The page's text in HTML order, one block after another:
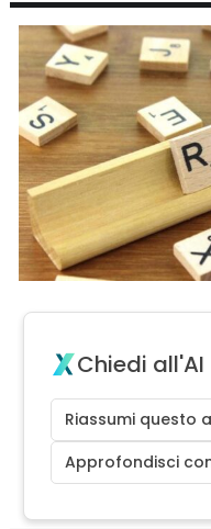
Chiedi all'AI
Riassumi questo
Approfondisci